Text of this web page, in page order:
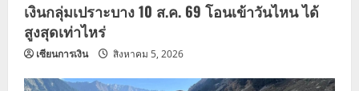
เงินกลุ่มเปราะบาง 10 ส.ค. 69 โอนเข้าวันไหน ได้
สูงสุดเท่าไหร่
เซียนการเงิน สิงหาคม 5, 2026